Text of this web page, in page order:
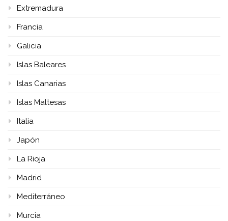
Extremadura
Francia
Galicia
Islas Baleares
Islas Canarias
Islas Maltesas
Italia
Japón
La Rioja
Madrid
Mediterráneo
Murcia